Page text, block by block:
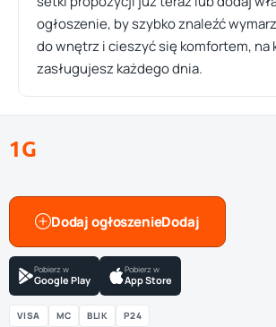
ogłoszenie, by szybko znaleźć
do wnętrz i cieszyć się komfortem, na
zasługujesz każdego dnia.
1G
Dodaj ogłoszenie
Pobierz w
Google Play
Pobierz w
App Store
VISA MC BLIK P24